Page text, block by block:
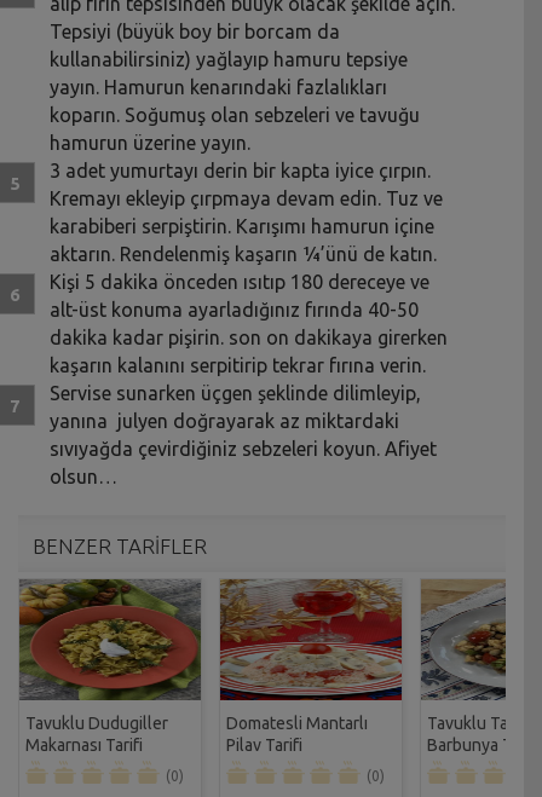
Tepsiyi (büyük boy bir borcam da
kullanabilirsiniz) yağlayıp hamuru tepsiye
yayın. Hamurun kenarındaki fazlalıkları
koparın. Soğumuş olan sebzeleri ve tavuğu
hamurun üzerine yayın.
3 adet yumurtayı derin bir kapta iyice çırpın.
Kremayı ekleyip çırpmaya devam edin. Tuz ve
karabiberi serpiştirin. Karışımı hamurun içine
aktarın. Rendelenmiş kaşarın ¼’ünü de katın.
Kişi 5 dakika önceden ısıtıp 180 dereceye ve
alt-üst konuma ayarladığınız fırında 40-50
dakika kadar pişirin. son on dakikaya girerken
kaşarın kalanını serpitirip tekrar fırına verin.
Servise sunarken üçgen şeklinde dilimleyip,
yanına julyen doğrayarak az miktardaki
sıvıyağda çevirdiğiniz sebzeleri koyun. Afiyet
olsun…
BENZER TARİFLER
Tavuklu Dudugiller
Makarnası Tarifi
(0)
Domatesli Mantarlı
Pilav Tarifi
(0)
Tavuklu Taze
Barbunya Tarifi